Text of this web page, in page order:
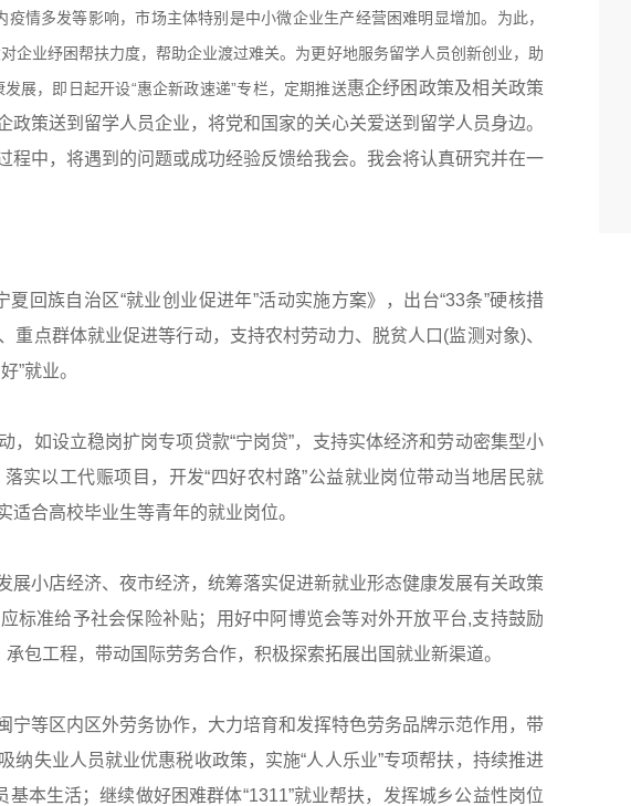
情多发等影响，市场主体特别是中小微企业生产经营困难明显增加。为此，
企业纾困帮扶力度，帮助企业渡过难关。为更好地服务留学人员创新创业，助
展，即日起开设“惠企新政速递”专栏，定期推送惠企纾困政策及相关政策
策送到留学人员企业，将党和国家的关心关爱送到留学人员身边。
程中，将遇到的问题或成功经验反馈给我会。我会将认真研究并在一
族自治区“就业创业促进年”活动实施方案》，出台“33条”硬核措
重点群体就业促进等行动，支持农村劳动力、脱贫人口(监测对象)、
”就业。
如设立稳岗扩岗专项贷款“宁岗贷”，支持实体经济和劳动密集型小
实以工代赈项目，开发“四好农村路”公益就业岗位带动当地居民就
合高校毕业生等青年的就业岗位。
小店经济、夜市经济，统筹落实促进新就业形态健康发展有关政策
标准给予社会保险补贴；用好中阿博览会等对外开放平台,支持鼓励
包工程，带动国际劳务合作，积极探索拓展出国就业新渠道。
等区内区外劳务协作，大力培育和发挥特色劳务品牌示范作用，带
纳失业人员就业优惠税收政策，实施“人人乐业”专项帮扶，持续推进
基本生活；继续做好困难群体“1311”就业帮扶，发挥城乡公益性岗位